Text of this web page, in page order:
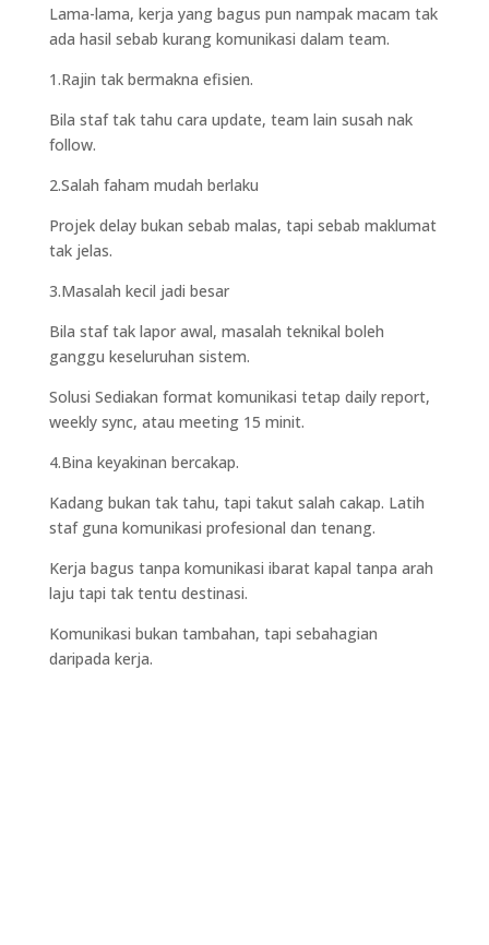
Lama-lama, kerja yang bagus pun nampak macam tak
ada hasil sebab kurang komunikasi dalam team.
1.Rajin tak bermakna efisien.
Bila staf tak tahu cara update, team lain susah nak
follow.
2.Salah faham mudah berlaku
Projek delay bukan sebab malas, tapi sebab maklumat
tak jelas.
3.Masalah kecil jadi besar
Bila staf tak lapor awal, masalah teknikal boleh
ganggu keseluruhan sistem.
Solusi Sediakan format komunikasi tetap daily report,
weekly sync, atau meeting 15 minit.
4.Bina keyakinan bercakap.
Kadang bukan tak tahu, tapi takut salah cakap. Latih
staf guna komunikasi profesional dan tenang.
Kerja bagus tanpa komunikasi ibarat kapal tanpa arah
laju tapi tak tentu destinasi.
Komunikasi bukan tambahan, tapi sebahagian
daripada kerja.